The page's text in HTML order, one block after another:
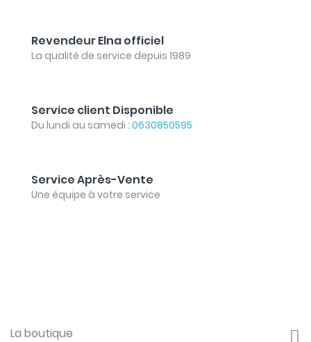
Revendeur Elna officiel
La qualité de service depuis 1989
Service client Disponible
Du lundi au samedi : 0630850595
Service Après-Vente
Une équipe à votre service
La boutique